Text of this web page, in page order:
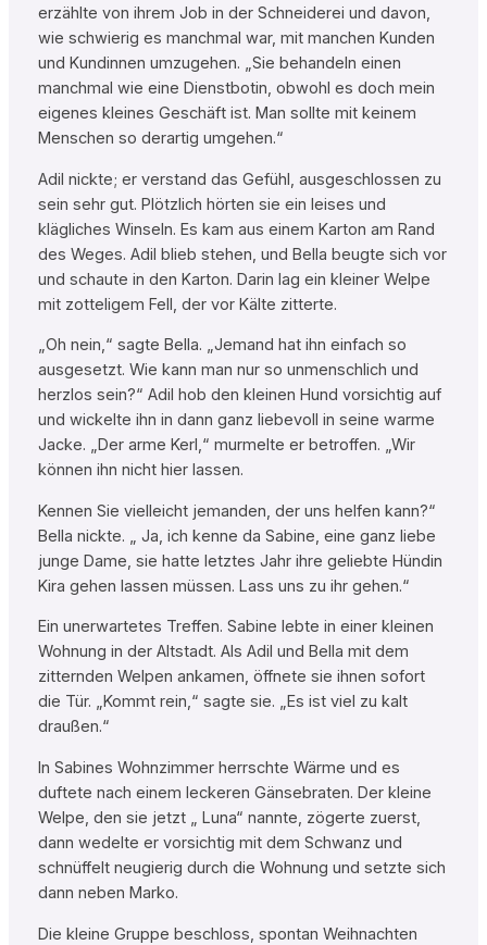
erzählte von ihrem Job in der Schneiderei und davon,
wie schwierig es manchmal war, mit manchen Kunden
und Kundinnen umzugehen. „Sie behandeln einen
manchmal wie eine Dienstbotin, obwohl es doch mein
eigenes kleines Geschäft ist. Man sollte mit keinem
Menschen so derartig umgehen.“
Adil nickte; er verstand das Gefühl, ausgeschlossen zu
sein sehr gut. Plötzlich hörten sie ein leises und
klägliches Winseln. Es kam aus einem Karton am Rand
des Weges. Adil blieb stehen, und Bella beugte sich vor
und schaute in den Karton. Darin lag ein kleiner Welpe
mit zotteligem Fell, der vor Kälte zitterte.
„Oh nein,“ sagte Bella. „Jemand hat ihn einfach so
ausgesetzt. Wie kann man nur so unmenschlich und
herzlos sein?“ Adil hob den kleinen Hund vorsichtig auf
und wickelte ihn in dann ganz liebevoll in seine warme
Jacke. „Der arme Kerl,“ murmelte er betroffen. „Wir
können ihn nicht hier lassen.
Kennen Sie vielleicht jemanden, der uns helfen kann?“
Bella nickte. „ Ja, ich kenne da Sabine, eine ganz liebe
junge Dame, sie hatte letztes Jahr ihre geliebte Hündin
Kira gehen lassen müssen. Lass uns zu ihr gehen.“
Ein unerwartetes Treffen. Sabine lebte in einer kleinen
Wohnung in der Altstadt. Als Adil und Bella mit dem
zitternden Welpen ankamen, öffnete sie ihnen sofort
die Tür. „Kommt rein,“ sagte sie. „Es ist viel zu kalt
draußen.“
In Sabines Wohnzimmer herrschte Wärme und es
duftete nach einem leckeren Gänsebraten. Der kleine
Welpe, den sie jetzt „ Luna“ nannte, zögerte zuerst,
dann wedelte er vorsichtig mit dem Schwanz und
schnüffelt neugierig durch die Wohnung und setzte sich
dann neben Marko.
Die kleine Gruppe beschloss, spontan Weihnachten